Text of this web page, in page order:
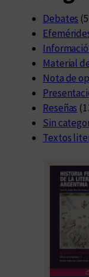
Debates
Material
Nota de
Reseñas
Sin
Textos